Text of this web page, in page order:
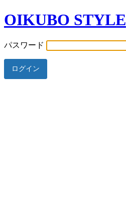
OIKUBO STYLE
パスワード